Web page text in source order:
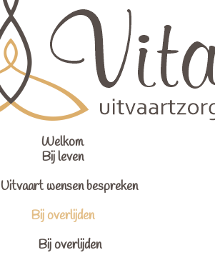
Welkom
Bij leven
Uitvaart wensen bespreken
Bij overlijden
Bij overlijden